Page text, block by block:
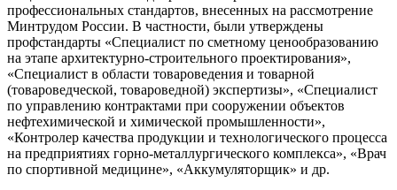
профессиональных стандартов, внесенных на рассмотрение
Минтрудом России. В частности, были утверждены
профстандарты «Специалист по сметному ценообразованию
на этапе архитектурно-строительного проектирования»,
«Специалист в области товароведения и товарной
(товароведческой, товароведной) экспертизы», «Специалист
по управлению контрактами при сооружении объектов
нефтехимической и химической промышленности»,
«Контролер качества продукции и технологического процесса
на предприятиях горно-металлургического комплекса», «Врач
по спортивной медицине», «Аккумуляторщик» и др.